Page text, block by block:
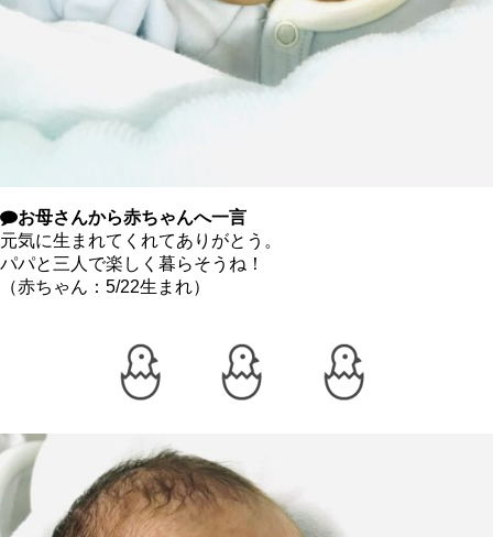
お母さんから赤ちゃんへ一言
元気に生まれてくれてありがとう。
パパと三人で楽しく暮らそうね！
（赤ちゃん：5/22生まれ）